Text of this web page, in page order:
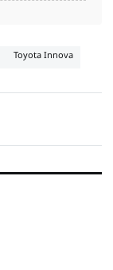
Toyota Innova